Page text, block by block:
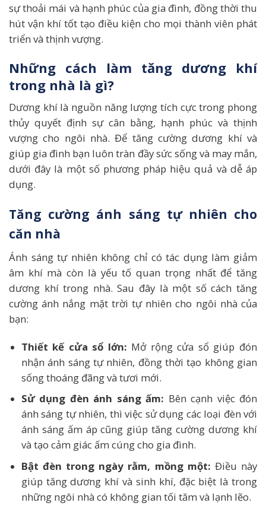
sự thoải mái và hạnh phúc của gia đình, đồng thời thu
hút vận khí tốt tạo điều kiện cho mọi thành viên phát
triển và thịnh vượng.
Những cách làm tăng dương khí
trong nhà là gì?
Dương khí là nguồn năng lượng tích cực trong phong
thủy quyết định sự cân bằng, hạnh phúc và thịnh
vượng cho ngôi nhà. Để tăng cường dương khí và
giúp gia đình bạn luôn tràn đầy sức sống và may mắn,
dưới đây là một số phương pháp hiệu quả và dễ áp
dụng.
Tăng cường ánh sáng tự nhiên cho
căn nhà
Ánh sáng tự nhiên không chỉ có tác dụng làm giảm
âm khí mà còn là yếu tố quan trọng nhất để tăng
dương khí trong nhà. Sau đây là một số cách tăng
cường ánh nắng mặt trời tự nhiên cho ngôi nhà của
bạn:
Thiết kế cửa sổ lớn: Mở rộng cửa sổ giúp đón
nhận ánh sáng tự nhiên, đồng thời tạo không gian
sống thoáng đãng và tươi mới.
Sử dụng đèn ánh sáng ấm: Bên cạnh việc đón
ánh sáng tự nhiên, thì việc sử dụng các loại đèn với
ánh sáng ấm áp cũng giúp tăng cường dương khí
và tạo cảm giác ấm cúng cho gia đình.
Bật đèn trong ngày rằm, mồng một: Điều này
giúp tăng dương khí và sinh khí, đặc biệt là trong
những ngôi nhà có không gian tối tăm và lạnh lẽo.